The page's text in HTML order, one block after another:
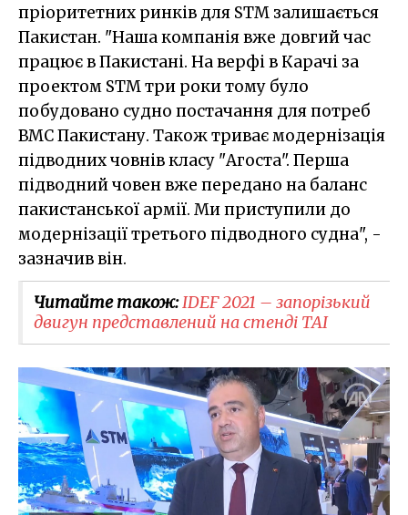
пріоритетних ринків для STM залишається
Пакистан. "Наша компанія вже довгий час
працює в Пакистані. На верфі в Карачі за
проектом STM три роки тому було
побудовано судно постачання для потреб
ВМС Пакистану. Також триває модернізація
підводних човнів класу "Агоста". Перша
підводний човен вже передано на баланс
пакистанської армії. Ми приступили до
модернізації третього підводного судна", -
зазначив він.
Читайте також:​IDEF 2021 – запорізький
двигун представлений на стенді TAI